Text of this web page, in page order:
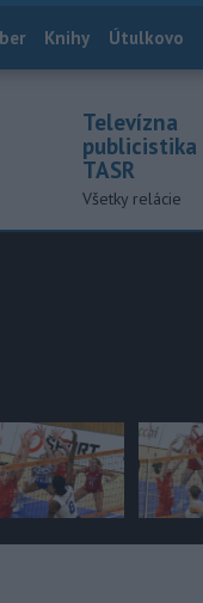
Knihy Útulkovo
Televízna
publicistika
TASR
Všetky relácie